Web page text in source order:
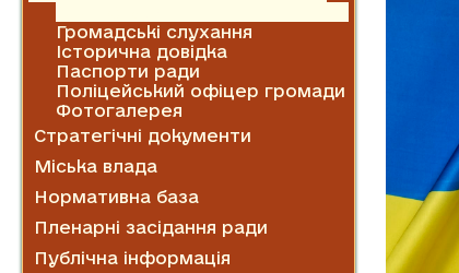
Громадські слухання
Історична довідка
Паспорти ради
Поліцейський офіцер громади
Фотогалерея
Стратегічні документи
Міська влада
Нормативна база
Пленарні засідання ради
Публічна інформація